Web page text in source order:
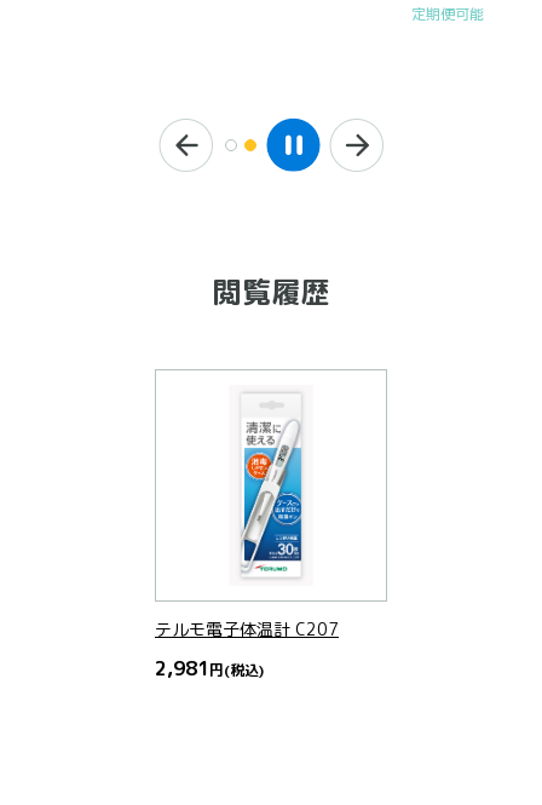
定期便可能
閲覧履歴
テルモ電子体温計 C207
2,981円(税込)